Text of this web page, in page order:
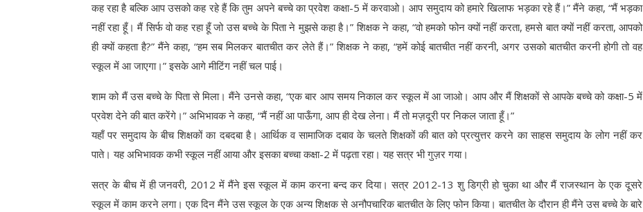
कह रहा है बल्कि आप उसको कह रहे हैं कि तुम अपने बच्चे का प्रवेश कक्षा-5 में करवाओ। आप समुदाय को हमारे खिलाफ भड़का रहे हैं।” मैंने कहा, “मैं भड़का
नहीं रहा हूँ। मैं सिर्फ वो कह रहा हूँ जो उस बच्चे के पिता ने मुझसे कहा है।” शिक्षक ने कहा, “वो हमको फोन क्यों नहीं करता, हमसे बात क्यों नहीं करता, आपको
ही क्यों कहता है?” मैंने कहा, “हम सब मिलकर बातचीत कर लेते हैं।” शिक्षक ने कहा, “हमें कोई बातचीत नहीं करनी, अगर उसको बातचीत करनी होगी तो वह
स्कूल में आ जाएगा।” इसके आगे मीटिंग नहीं चल पाई।
शाम को मैं उस बच्चे के पिता से मिला। मैंने उनसे कहा, “एक बार आप समय निकाल कर स्कूल में आ जाओ। आप और मैं शिक्षकों से आपके बच्चे को कक्षा-5 में
प्रवेश देने की बात करेंगे।” अभिभावक ने कहा, “मैं नहीं आ पाऊँगा, आप ही देख लेना। मैं तो मज़दूरी पर निकल जाता हूँ।”
यहाँ पर समुदाय के बीच शिक्षकों का दबदबा है। आर्थिक व सामाजिक दबाव के चलते शिक्षकों की बात को प्रत्युत्तर करने का साहस समुदाय के लोग नहीं कर
पाते। यह अभिभावक कभी स्कूल नहीं आया और इसका बच्चा कक्षा-2 में पढ़ता रहा। यह सत्र भी गुज़र गया।
सत्र के बीच में ही जनवरी, 2012 में मैंने इस स्कूल में काम करना बन्द कर दिया। सत्र 2012-13 शु डिग्री हो चुका था और मैं राजस्थान के एक दूसरे
स्कूल में काम करने लगा। एक दिन मैंने उस स्कूल के एक अन्य शिक्षक से अनौपचारिक बातचीत के लिए फोन किया। बातचीत के दौरान ही मैंने उस बच्चे के बारे